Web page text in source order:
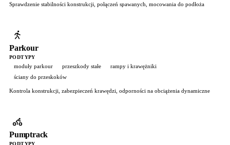
Sprawdzenie stabilności konstrukcji, połączeń spawanych, mocowania do podłoża
Parkour
PODTYPY
moduły parkour przeszkody stałe
rampy i krawężniki
ściany do przeskoków
Kontrola konstrukcji, zabezpieczeń krawędzi, odporności na obciążenia dynamiczne
Pumptrack
PODTYPY